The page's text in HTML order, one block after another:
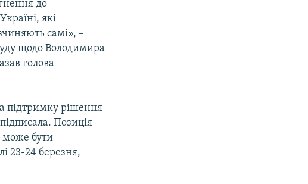
до
які
самі», –
щодо Володимира
голова
підтримку рішення
Позиція
може бути
23-24 березня,